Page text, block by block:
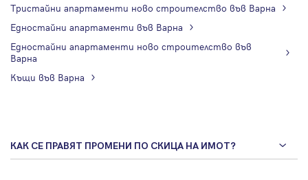
Тристайни апартаменти ново строителство във Варна
Едностайни апартаменти във Варна
Едностайни апартаменти ново строителство във
Варна
Къщи във Варна
КАК СЕ ПРАВЯТ ПРОМЕНИ ПО СКИЦА НА ИМОТ?